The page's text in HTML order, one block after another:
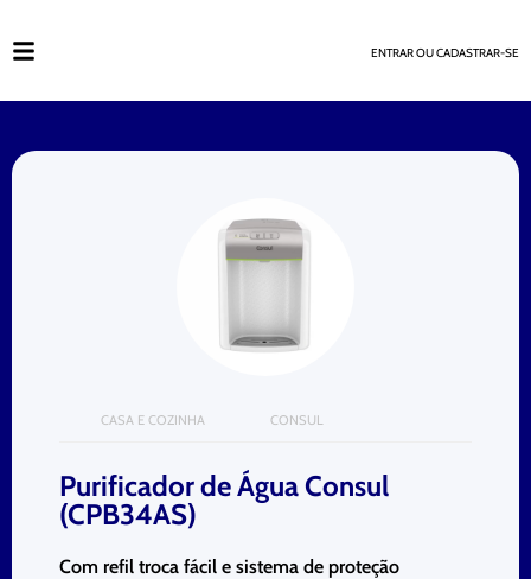
ENTRAR OU CADASTRAR-SE
CASA E COZINHA CONSUL
Purificador de Água Consul
(CPB34AS)
Com refil troca fácil e sistema de proteção